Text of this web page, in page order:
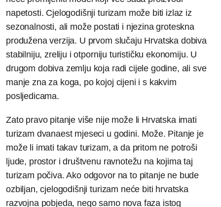
napetosti. Cjelogodišnji turizam može biti izlaz iz
sezonalnosti, ali može postati i njezina groteskna
produžena verzija. U prvom slučaju Hrvatska dobiva
stabilniju, zreliju i otporniju turističku ekonomiju. U
drugom dobiva zemlju koja radi cijele godine, ali sve
manje zna za koga, po kojoj cijeni i s kakvim
posljedicama.
Zato pravo pitanje više nije može li Hrvatska imati
turizam dvanaest mjeseci u godini. Može. Pitanje je
može li imati takav turizam, a da pritom ne potroši
ljude, prostor i društvenu ravnotežu na kojima taj
turizam počiva. Ako odgovor na to pitanje ne bude
ozbiljan, cjelogodišnji turizam neće biti hrvatska
razvojna pobjeda, nego samo nova faza istog